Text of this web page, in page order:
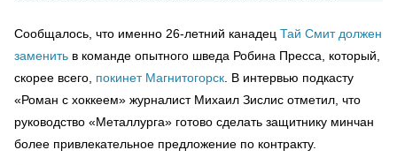
Сообщалось, что именно 26-летний канадец Тай Смит должен
заменить в команде опытного шведа Робина Пресса, который,
скорее всего, покинет Магнитогорск . В интервью подкасту
«Роман с хоккеем» журналист Михаил Зислис отметил, что
руководство «Металлурга» готово сделать защитнику минчан
более привлекательное предложение по контракту.